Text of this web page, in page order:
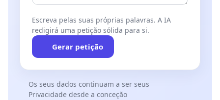
Escreva pelas suas próprias palavras. A IA
redigirá uma petição sólida para si.
Gerar petição
Os seus dados continuam a ser seus
Privacidade desde a conceção